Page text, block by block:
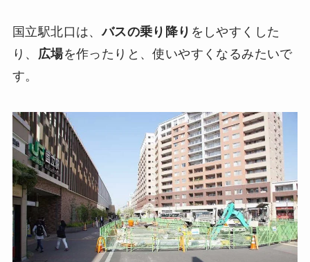
国立駅北口は、バスの乗り降り をしやすくした
り、 広場を作ったりと、使いやすくなるみたいで
す。